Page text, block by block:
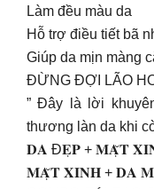
Làm đều màu da
Hỗ trợ điều tiết bã
Giúp da mịn màng
ĐỪNG ĐỢI LÃO
” Đây là lời
thương làn da khi
𝐃𝐀 Đ𝐄̣𝐏 + 𝐌𝐀̣̆𝐓
𝐌𝐀̣̆𝐓 𝐗𝐈𝐍𝐇 + 𝐃𝐀